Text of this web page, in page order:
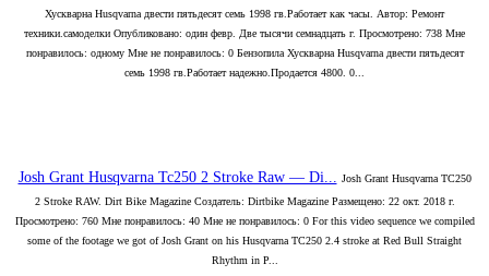
Хускварна Husqvarna двести пятьдесят семь 1998 гв.Работает как часы. Автор: Ремонт
техники.самоделки Опубликовано: один февр. Две тысячи семнадцать г. Просмотрено: 738 Мне
понравилось: одному Мне не понравилось: 0 Бензопила Хускварна Husqvarna двести пятьдесят
семь 1998 гв.Работает надежно.Продается 4800. 0...
Josh Grant Husqvarna Tc250 2 Stroke Raw — Di... Josh Grant Husqvarna TC250
2 Stroke RAW. Dirt Bike Magazine Создатель: Dirtbike Magazine Размещено: 22 окт. 2018 г.
Просмотрено: 760 Мне понравилось: 40 Мне не понравилось: 0 For this video sequence we compiled
some of the footage we got of Josh Grant on his Husqvarna TC250 2.4 stroke at Red Bull Straight
Rhythm in P...